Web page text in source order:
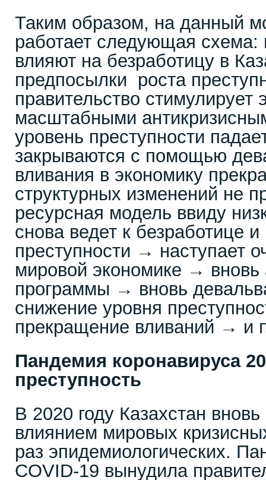
Таким образом, на данный
работает следующая
влияют на безработицу в
предпосылки роста
правительство стимулирует
масштабными
уровень преступности
закрываются с помощью
вливания в экономику
структурных изменений не
ресурсная модель ввиду
снова ведет к безработице
преступности → наступает
мировой экономике → вновь
программы → вновь
снижение уровня
прекращение вливаний → и
Пандемия коронавируса
преступность
В 2020 году Казахстан вновь
влиянием мировых
раз эпидемиологических.
COVID-19 вынудила